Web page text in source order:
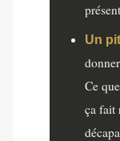
Un
Ce
ça fait